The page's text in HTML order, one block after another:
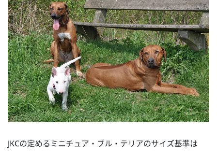
JKCの定めるミニチュア・ブル・テリアのサイズ基準は